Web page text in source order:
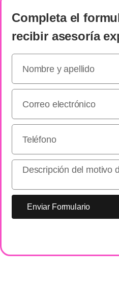
Completa el
recibir asesoría
Enviar Formulario